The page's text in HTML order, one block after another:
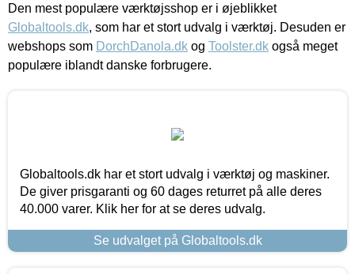
Den mest populære værktøjsshop er i øjeblikket
Globaltools.dk, som har et stort udvalg i værktøj. Desuden er
webshops som DorchDanola.dk og Toolster.dk også meget
populære iblandt danske forbrugere.
Globaltools.dk har et stort udvalg i værktøj og maskiner.
De giver prisgaranti og 60 dages returret på alle deres
40.000 varer. Klik her for at se deres udvalg.
Se udvalget på Globaltools.dk